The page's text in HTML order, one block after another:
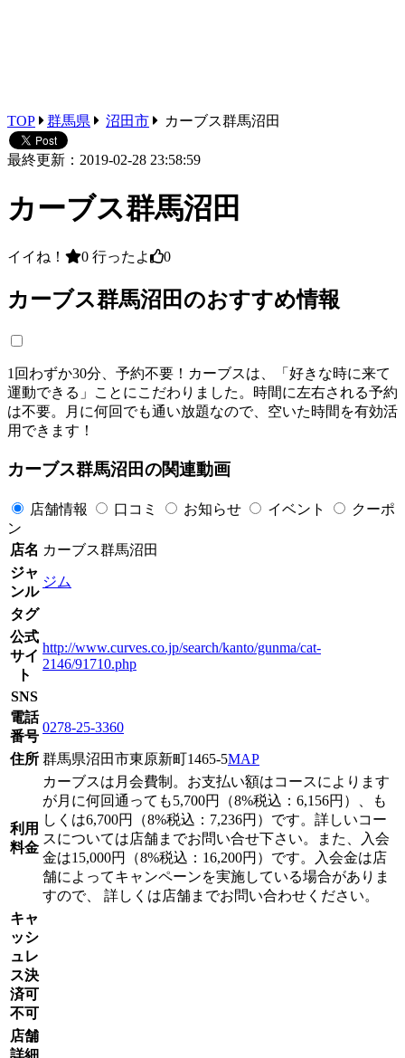
TOP 群馬県 沼田市 カーブス群馬沼田
最終更新：2019-02-28 23:58:59
カーブス群馬沼田
イイね！ 0 行ったよ 0
カーブス群馬沼田のおすすめ情報
1回わずか30分、予約不要！カーブスは、「好きな時に来て
運動できる」ことにこだわりました。時間に左右される予約
は不要。月に何回でも通い放題なので、空いた時間を有効活
用できます！
カーブス群馬沼田の関連動画
店舗情報 口コミ お知らせ イベント
クーポ
ン
店名 カーブス群馬沼田
ジャ
ンル
ジム
タグ
公式
サイ
ト
http://www.curves.co.jp/search/kanto/gunma/cat-
2146/91710.php
SNS
電話
番号
0278-25-3360
住所 群馬県沼田市東原新町1465-5MAP
利用
料金
カーブスは月会費制。お支払い額はコースによります
が月に何回通っても5,700円（8%税込：6,156円）、も
しくは6,700円（8%税込：7,236円）です。詳しいコー
スについては店舗までお問い合せ下さい。また、入会
金は15,000円（8%税込：16,200円）です。入会金は店
舗によってキャンペーンを実施している場合がありま
すので、 詳しくは店舗までお問い合わせください。
キャ
ッシ
ュレ
ス決
済可
不可
店舗
詳細